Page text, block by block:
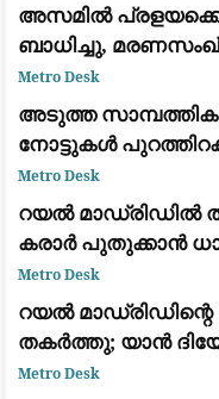
അസമിൽ
ബാധിച്ചു,
Metro Desk
അടുത്ത
നോട്ടുകൾ
സഞ്ജയ് മൽഹോത്ര
Metro Desk
റയൽ മാഡ്രിഡിൽ
കരാർ പുതുക്കാൻ
ഫാബ്രിസിയോ
Metro Desk
റയൽ
തകർത്തു; യാൻ
ബെർണബ്യൂവിൽ
Metro Desk